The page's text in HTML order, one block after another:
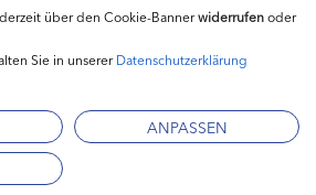
Impressum
Mediadaten
über den Cookie-Bannerwiderrufenoder
Sie in unsererDatenschutzerklärung
ANPASSEN